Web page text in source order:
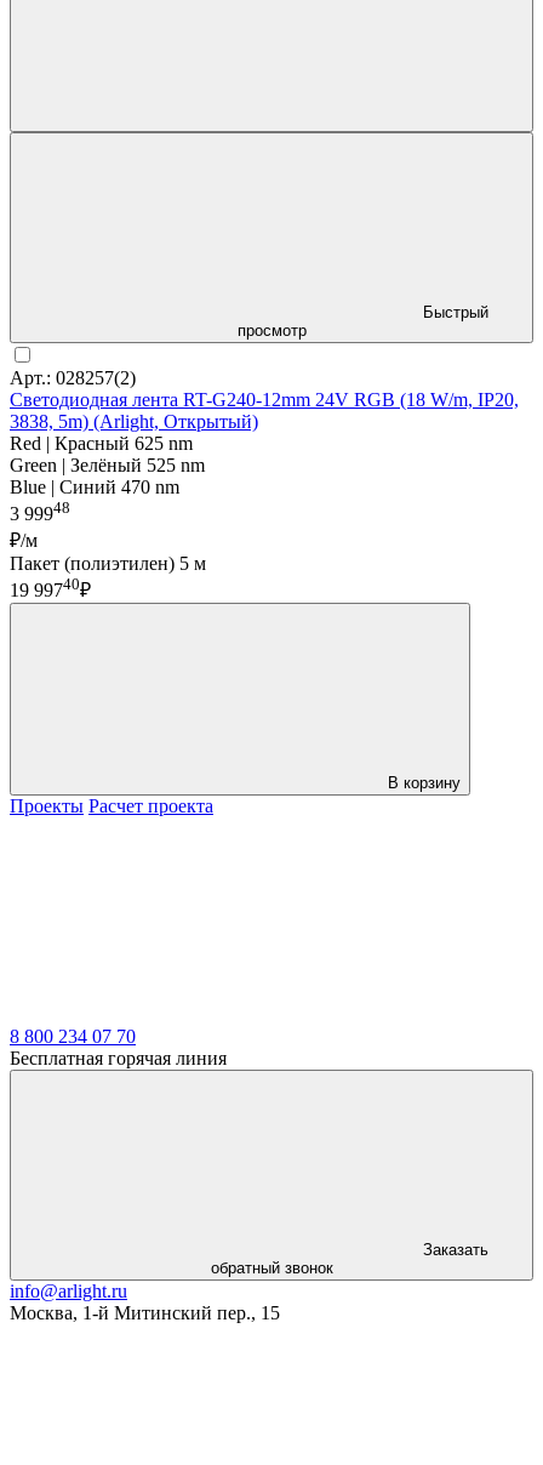
Быстрый
просмотр
Арт.: 028257(2)
Светодиодная лента RT-G240-12mm 24V RGB (18 W/m, IP20,
3838, 5m) (Arlight, Открытый)
Red | Красный 625 nm
Green | Зелёный 525 nm
Blue | Синий 470 nm
3 99948
₽/м
Пакет (полиэтилен) 5 м
19 99740₽
В корзину
Проекты Расчет проекта
8 800 234 07 70
Бесплатная горячая линия
Заказать
обратный звонок
info@arlight.ru
Москва, 1-й Митинский пер., 15